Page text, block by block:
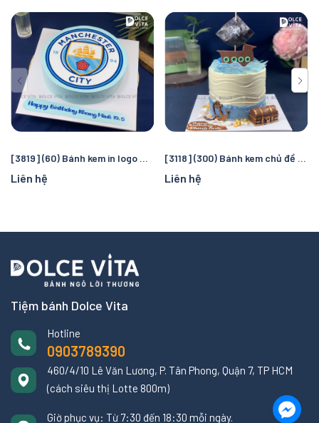
[3819] (60) Bánh kem in logo Manchester City – Quà tặng sinh nhật hoàn hảo cho fan bóng đá
Liên hệ
[3118] (300) Bánh kem chủ đề cướp biển và đại dương – Chuyến truy tìm kho báu kỳ thú cho bé
Liên hệ
Tiệm bánh Dolce Vita
Hotline
0903789390
460/4/10 Lê Văn Lương, P. Tân Phong, Quận 7, TP HCM
(cách siêu thị Lotte 800m)
Giờ phục vụ: Từ 7:30 đến 18:30 mỗi ngày.